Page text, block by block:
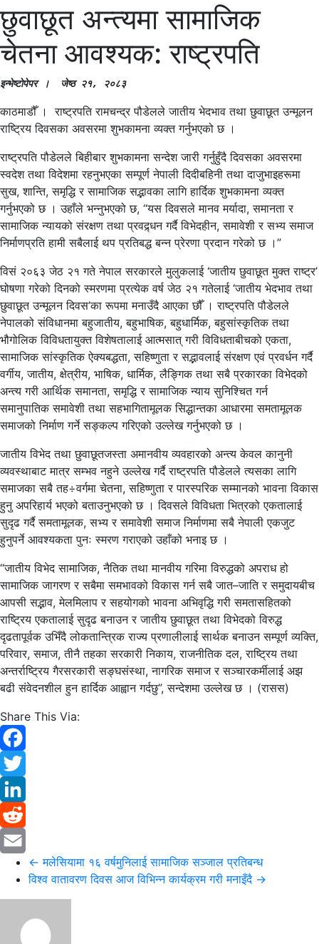
छुवाछूत अन्त्यमा सामाजिक
चेतना आवश्यक: राष्ट्रपति
इन्भेष्टाेपेपर ।  जेष्ठ २१, २०८३
काठमाडौँ । राष्ट्रपति रामचन्द्र पौडेलले जातीय भेदभाव तथा छुवाछूत उन्मूलन
राष्ट्रिय दिवसका अवसरमा शुभकामना व्यक्त गर्नुभएको छ ।
राष्ट्रपति पौडेलले बिहीबार शुभकामना सन्देश जारी गर्नुहुँदै दिवसका अवसरमा
स्वदेश तथा विदेशमा रहनुभएका सम्पूर्ण नेपाली दिदीबहिनी तथा दाजुभाइहरूमा
सुख, शान्ति, समृद्धि र सामाजिक सद्भावका लागि हार्दिक शुभकामना व्यक्त
गर्नुभएको छ । उहाँले भन्नुभएको छ, “यस दिवसले मानव मर्यादा, समानता र
सामाजिक न्यायको संरक्षण तथा प्रवद्र्धन गर्दै विभेदहीन, समावेशी र सभ्य समाज
निर्माणप्रति हामी सबैलाई थप प्रतिबद्ध बन्न प्रेरणा प्रदान गरेको छ ।”
विसं २०६३ जेठ २१ गते नेपाल सरकारले मुलुकलाई ‘जातीय छुवाछूत मुक्त राष्ट्र’
घोषणा गरेको दिनको स्मरणमा प्रत्येक वर्ष जेठ २१ गतेलाई ‘जातीय भेदभाव तथा
छुवाछूत उन्मूलन दिवस’का रूपमा मनाउँदै आएका छौँ । राष्ट्रपति पौडेलले
नेपालको संविधानमा बहुजातीय, बहुभाषिक, बहुधार्मिक, बहुसांस्कृतिक तथा
भौगोलिक विविधतायुक्त विशेषतालाई आत्मसात् गरी विविधताबीचको एकता,
सामाजिक सांस्कृतिक ऐक्यबद्धता, सहिष्णुता र सद्भावलाई संरक्षण एवं प्रवर्धन गर्दै
वर्गीय, जातीय, क्षेत्रीय, भाषिक, धार्मिक, लैङ्गिक तथा सबै प्रकारका विभेदको
अन्त्य गरी आर्थिक समानता, समृद्धि र सामाजिक न्याय सुनिश्चित गर्न
समानुपातिक समावेशी तथा सहभागितामूलक सिद्धान्तका आधारमा समतामूलक
समाजको निर्माण गर्ने सङ्कल्प गरिएको उल्लेख गर्नुभएको छ ।
जातीय विभेद तथा छुवाछूतजस्ता अमानवीय व्यवहारको अन्त्य केवल कानुनी
व्यवस्थाबाट मात्र सम्भव नहुने उल्लेख गर्दै राष्ट्रपति पौडेलले त्यसका लागि
समाजका सबै तह÷वर्गमा चेतना, सहिष्णुता र पारस्परिक सम्मानको भावना विकास
हुनु अपरिहार्य भएको बताउनुभएको छ । दिवसले विविधता भित्रको एकतालाई
सुदृढ गर्दै समतामूलक, सभ्य र समावेशी समाज निर्माणमा सबै नेपाली एकजुट
हुनुपर्ने आवश्यकता पुनः स्मरण गराएको उहाँको भनाइ छ ।
“जातीय विभेद सामाजिक, नैतिक तथा मानवीय गरिमा विरुद्धको अपराध हो
सामाजिक जागरण र सबैमा समभावको विकास गर्न सबै जात–जाति र समुदायबीच
आपसी सद्भाव, मेलमिलाप र सहयोगको भावना अभिवृद्धि गरी समतासहितको
राष्ट्रिय एकतालाई सुदृढ बनाउन र जातीय छुवाछूत तथा विभेदको विरुद्ध
दृढतापूर्वक उभिँदै लोकतान्त्रिक राज्य प्रणालीलाई सार्थक बनाउन सम्पूर्ण व्यक्ति,
परिवार, समाज, तीनै तहका सरकारी निकाय, राजनीतिक दल, राष्ट्रिय तथा
अन्तर्राष्ट्रिय गैरसरकारी सङ्घसंस्था, नागरिक समाज र सञ्चारकर्मीलाई अझ
बढी संवेदनशील हुन हार्दिक आह्वान गर्दछु”, सन्देशमा उल्लेख छ । (रासस)
Share This Via:
Facebook
Twitter
LinkedIn
Reddit
Email ← मलेसियामा १६ वर्षमुनिलाई सामाजिक सञ्जाल प्रतिबन्ध
विश्व वातावरण दिवस आज विभिन्न कार्यक्रम गरी मनाइँदै →